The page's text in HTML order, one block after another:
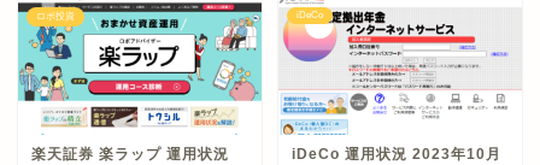
ロボ投資
楽天証券 楽ラップ 運用状況
iDeCo
iDeCo 運用状況 2023年10月